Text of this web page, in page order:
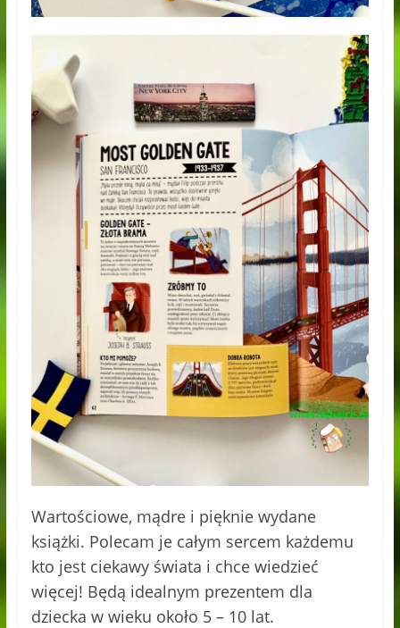
Wartościowe, mądre i pięknie wydane
książki. Polecam je całym sercem każdemu
kto jest ciekawy świata i chce wiedzieć
więcej! Będą idealnym prezentem dla
dziecka w wieku około 5 – 10 lat.